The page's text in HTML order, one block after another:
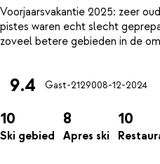
Voorjaarsvakantie 2025: zeer
pistes waren echt slecht
9.4 Gast-2129008-12-2024
10
Ski gebied
8
Apres ski
10